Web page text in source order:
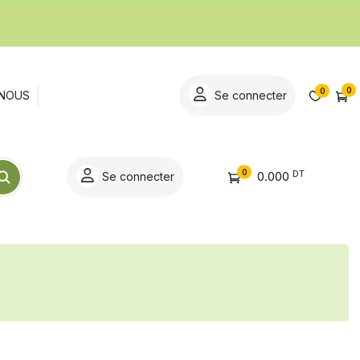
Se connecter 0 0
Se connecter 0 0.000 DT